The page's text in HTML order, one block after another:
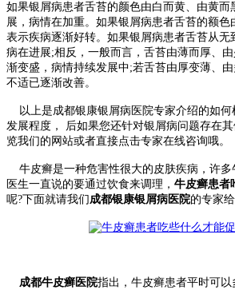
如果银屑病患者舌苔的颜色由白而黄、由黄而
展，病情在加重。如果银屑病患者舌苔的额色
表示疾病逐渐好转。如果银屑病患者舌苔从无
病在进展;相反，一般而言，舌苔由薄而厚、
渐变盛，病情持续发展中;若舌苔由厚变薄、
不适已逐渐改善。
以上是成都银康银屑病医院专家介绍的如何
发展程度， 后如果您还针对银屑病问题存在
览我们的网站或者直接点击专家在线咨询哦。
牛皮癣是一种危害性很大的皮肤疾病，许多
医生一直说的要通过饮食来调理， 牛皮癣患者
呢?下面就请我们成都银康银屑病医院的专家
成都牛皮癣医院指出，牛皮癣患者平时可